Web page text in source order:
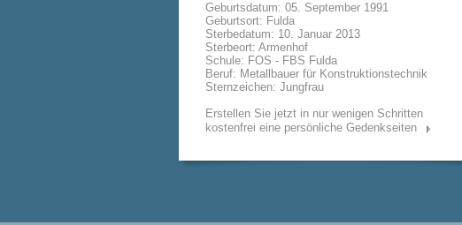
Geburtsdatum: 05. September 1991
Geburtsort: Fulda
Sterbedatum: 10. Januar 2013
Sterbeort: Armenhof
Schule: FOS - FBS Fulda
Beruf: Metallbauer für Konstruktionstechnik
Sternzeichen: Jungfrau
Erstellen Sie jetzt in nur wenigen Schritten
kostenfrei eine persönliche Gedenkseiten